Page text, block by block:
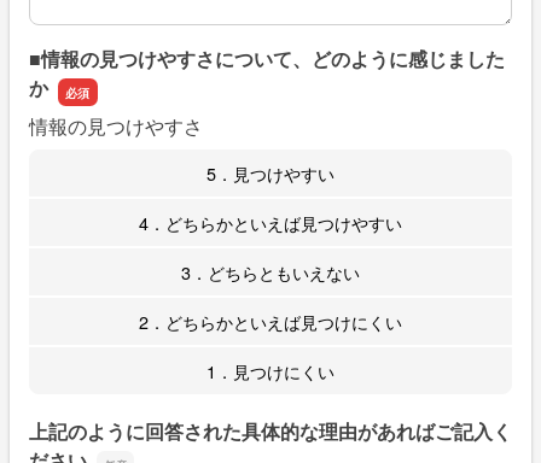
■情報の見つけやすさについて、どのように感じました
か
情報の見つけやすさ
5．見つけやすい
4．どちらかといえば見つけやすい
3．どちらともいえない
2．どちらかといえば見つけにくい
1．見つけにくい
上記のように回答された具体的な理由があればご記入く